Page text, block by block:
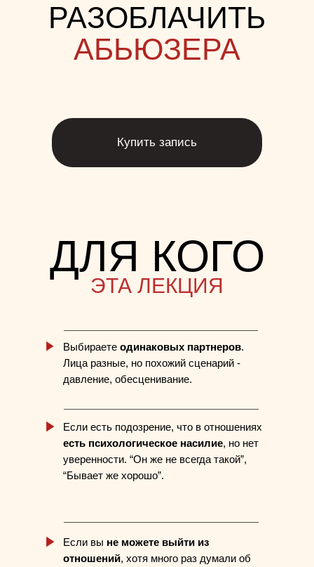
РАЗОБЛАЧИТЬ
АБЬЮЗЕРА
Купить запись
ЭТА ЛЕКЦИЯ
ДЛЯ КОГО
Если вы не можете выйти из
отношений, хотя много раз думали об
Если есть подозрение, что в отношениях
есть психологическое насилие, но нет
уверенности. “Он же не всегда такой”,
“Бывает же хорошо”.
Выбираете одинаковых партнеров.
Лица разные, но похожий сценарий -
давление, обесценивание.